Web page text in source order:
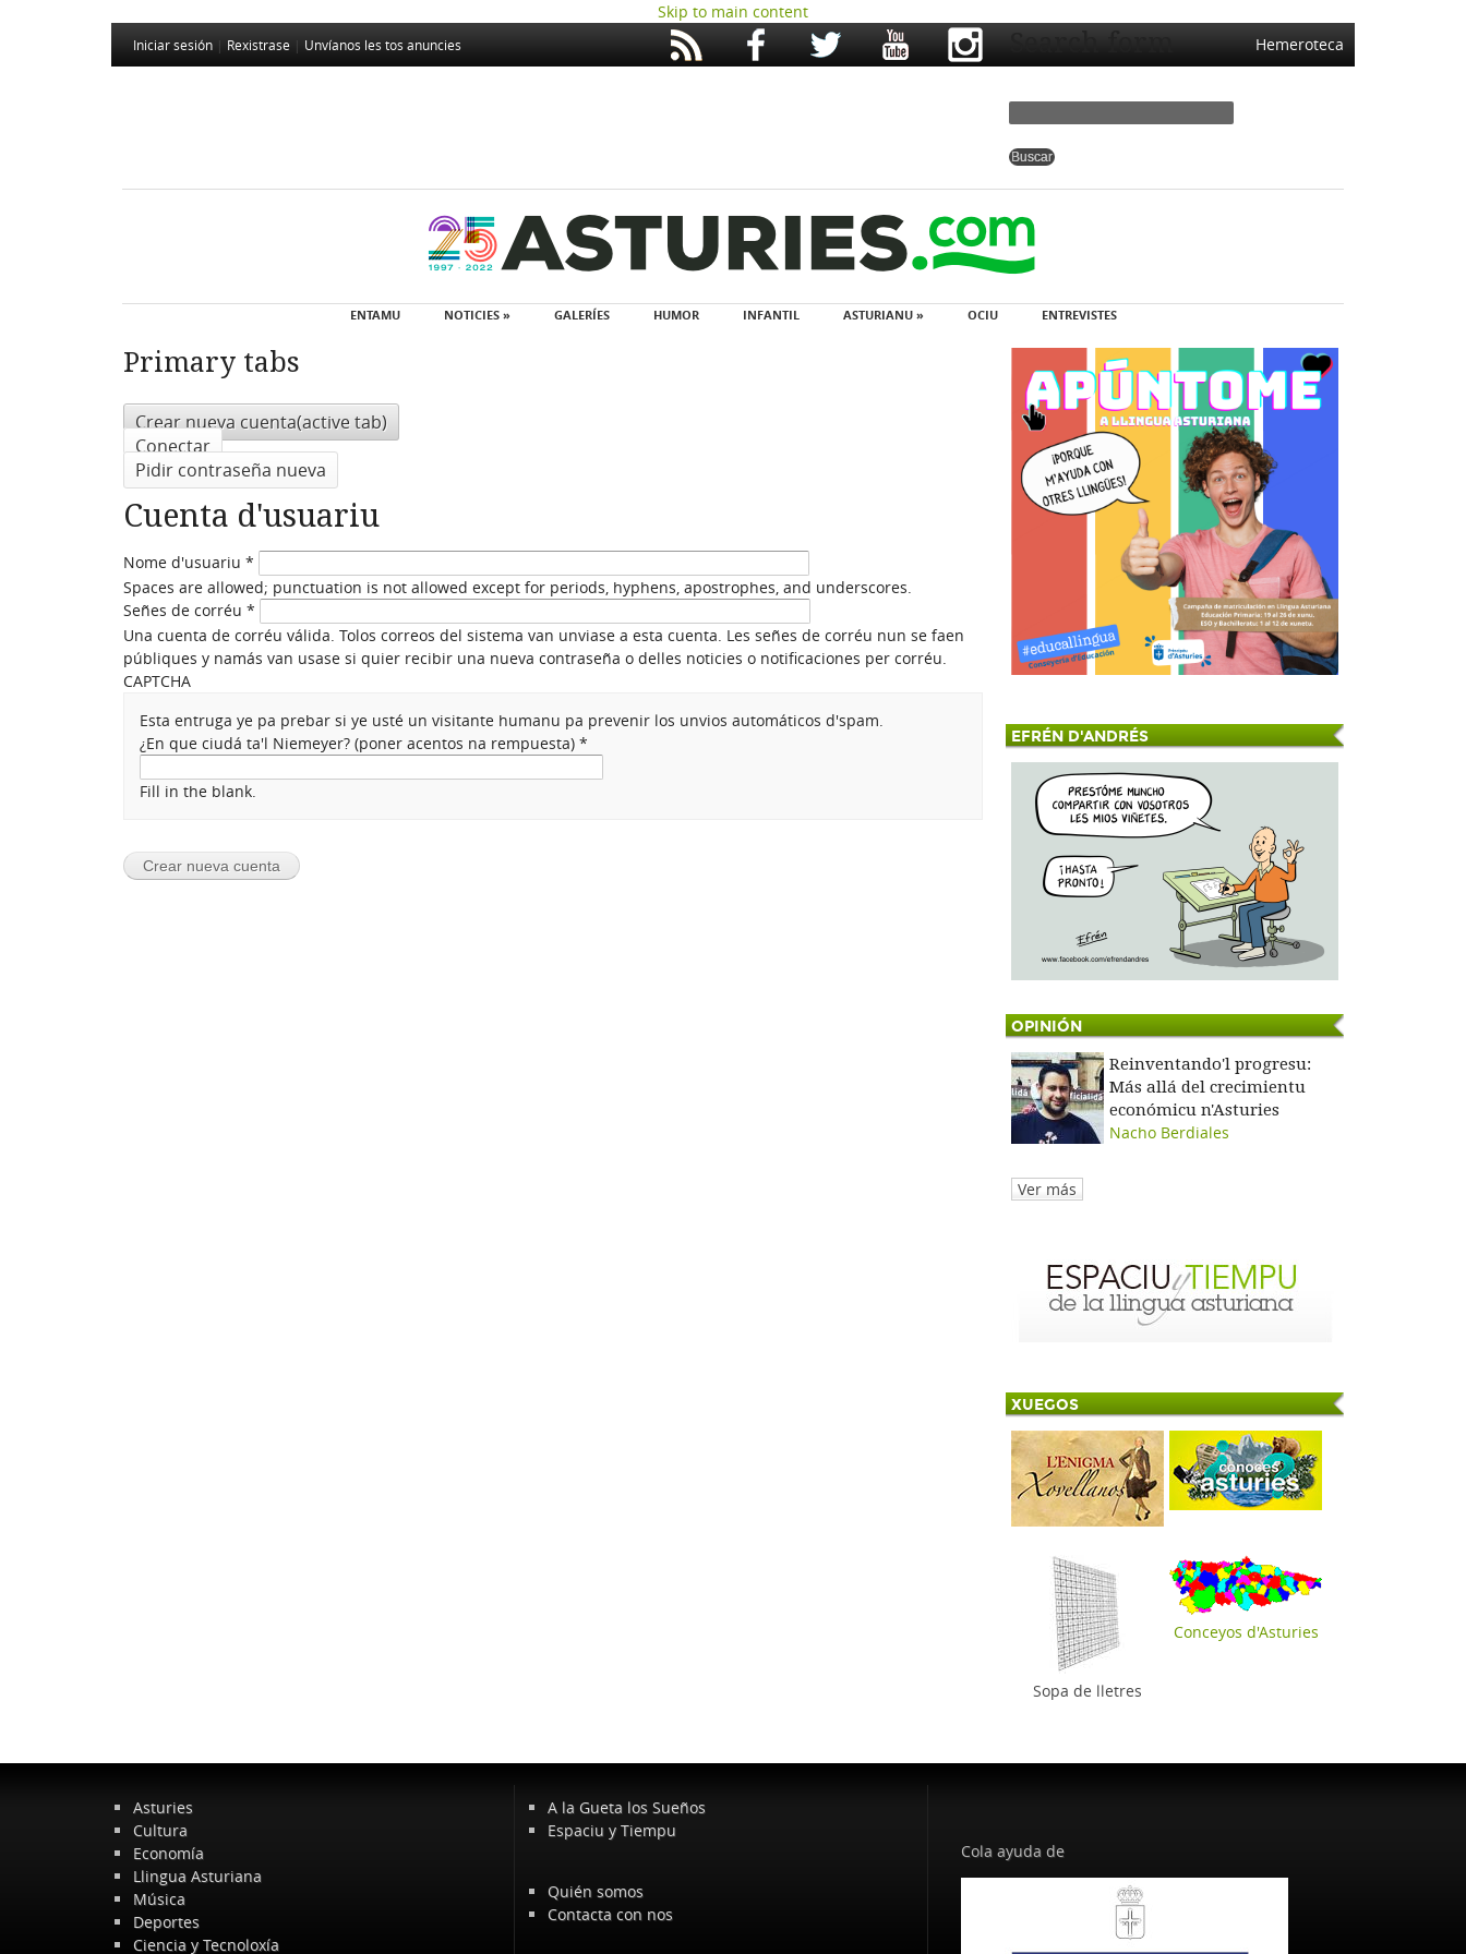
Skip to main content
Iniciar sesión Rexistrase Unvíanos les tos anuncies Hemeroteca
Search form
ENTAMU NOTICIES » GALERÍES HUMOR INFANTIL ASTURIANU » OCIU ENTREVISTES
Primary tabs
Crear nueva cuenta(active tab)
Conectar
Pidir contraseña nueva
Cuenta d'usuariu
Nome d'usuariu *
Spaces are allowed; punctuation is not allowed except for periods, hyphens, apostrophes, and underscores.
Señes de corréu *
Una cuenta de corréu válida. Tolos correos del sistema van unviase a esta cuenta. Les señes de corréu nun se faen
públiques y namás van usase si quier recibir una nueva contraseña o delles noticies o notificaciones per corréu.
CAPTCHA
Esta entruga ye pa prebar si ye usté un visitante humanu pa prevenir los unvios automáticos d'spam.
¿En que ciudá ta'l Niemeyer? (poner acentos na rempuesta)*
Fill in the blank.
EFRÉN D'ANDRÉS
OPINIÓN
Reinventando'l progresu:
Más allá del crecimientu
económicu n'Asturies
Nacho Berdiales
Ver más
XUEGOS
Sopa de lletres
Conceyos d'Asturies
Asturies
Cultura
Economía
Llingua Asturiana
Música
Deportes
Ciencia y Tecnoloxía
A la Gueta los Sueños
Espaciu y Tiempu
Quién somos
Contacta con nos
Cola ayuda de